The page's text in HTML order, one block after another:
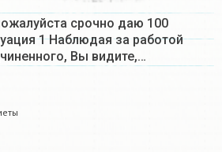
срочно даю 100
1 Наблюдая за работой
Вы видите,…